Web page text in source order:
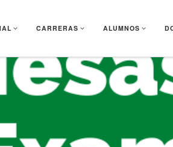
CARRERAS ALUMNOS